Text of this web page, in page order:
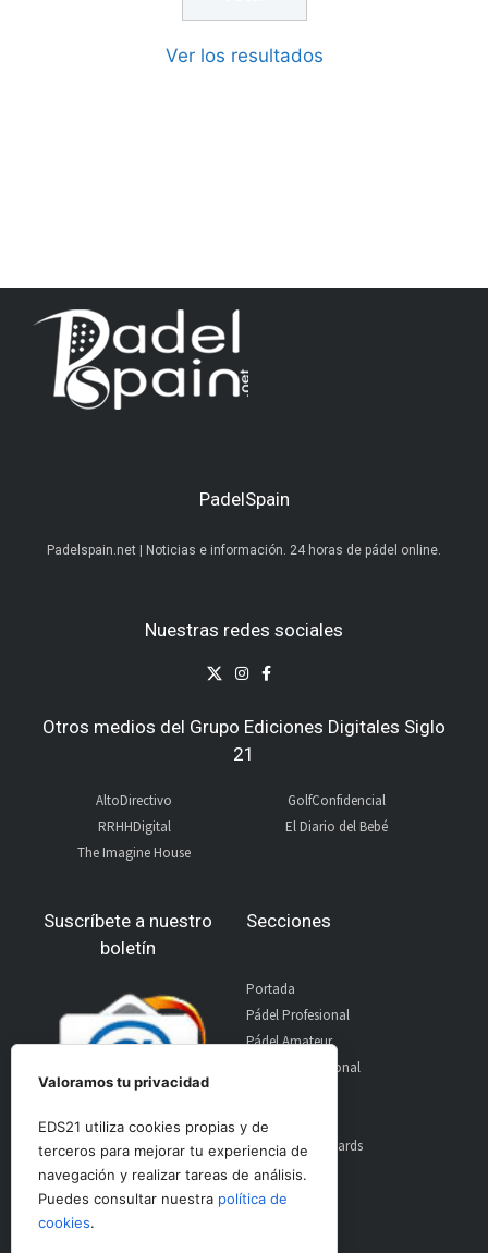
Ver los resultados
PadelSpain
Padelspain.net | Noticias e información. 24 horas de pádel online.
Nuestras redes sociales
Otros medios del Grupo Ediciones Digitales Siglo
21
AltoDirectivo
RRHHDigital
The Imagine House
GolfConfidencial
El Diario del Bebé
Suscríbete a nuestro
boletín
Secciones
Portada
Pádel Profesional
Pádel Amateur
Pádel Internacional
Material
World Padel Awards
Contacto
Publicidad
Valoramos tu privacidad
EDS21 utiliza cookies propias y de
terceros para mejorar tu experiencia de
navegación y realizar tareas de análisis.
Puedes consultar nuestra política de
cookies.